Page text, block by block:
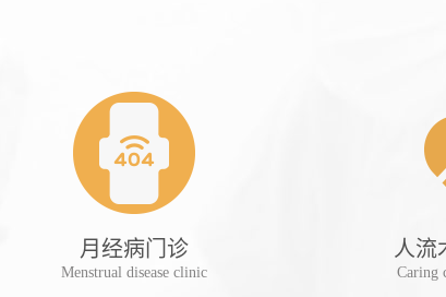
月经病门诊
Menstrual disease clinic
人流
Caring